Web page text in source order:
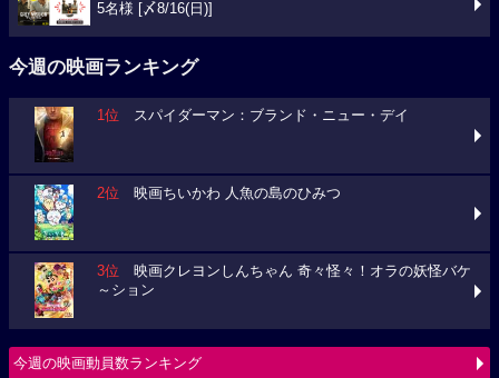
5名様 [〆8/16(日)]
今週の映画ランキング
1位 スパイダーマン：ブランド・ニュー・デイ
2位 映画ちいかわ 人魚の島のひみつ
3位 映画クレヨンしんちゃん 奇々怪々！オラの妖怪バケ
～ション
今週の映画動員数ランキング